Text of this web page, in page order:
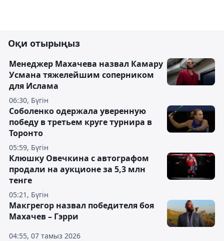
Оқи отырыңыз
06:30, Бүгін
Менеджер Махачева назвал Камару
Усмана тяжелейшим соперником
для Ислама
05:59, Бүгін
Соболенко одержала уверенную
победу в третьем круге турнира в
Торонто
05:21, Бүгін
Клюшку Овечкина с автографом
продали на аукционе за 5,3 млн
тенге
04:55, 07 тамыз 2026
Макгрегор назвал победителя боя
Махачев – Гэрри